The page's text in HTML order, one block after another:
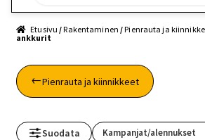
Etusivu /Rakentaminen /Pienrauta ja
ankkurit
Pienrauta ja kiinnikkeet
Suodata